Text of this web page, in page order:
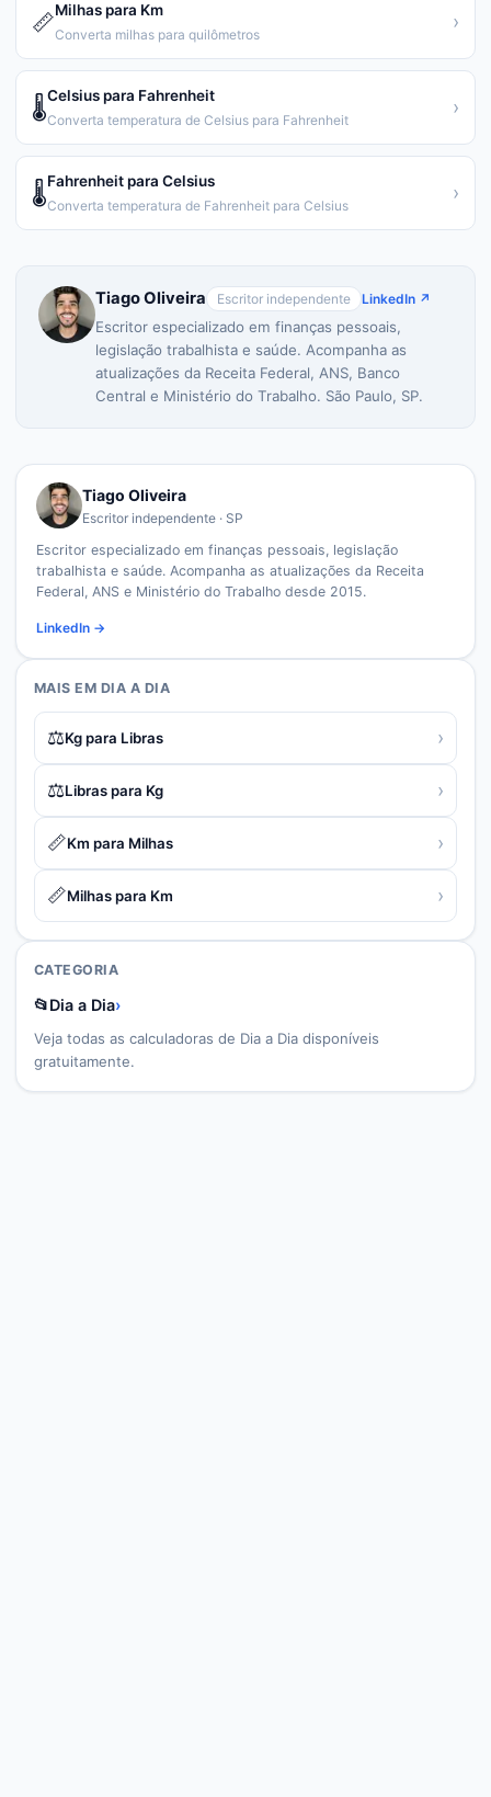
📏Milhas para Km
Converta milhas para quilômetros
›
🌡️Celsius para Fahrenheit
Converta temperatura de Celsius para Fahrenheit
›
🌡️Fahrenheit para Celsius
Converta temperatura de Fahrenheit para Celsius
›
Tiago Oliveira Escritor independente LinkedIn ↗
Escritor especializado em finanças pessoais,
legislação trabalhista e saúde. Acompanha as
atualizações da Receita Federal, ANS, Banco
Central e Ministério do Trabalho. São Paulo, SP.
Tiago Oliveira
Escritor independente · SP
Escritor especializado em finanças pessoais, legislação
trabalhista e saúde. Acompanha as atualizações da Receita
Federal, ANS e Ministério do Trabalho desde 2015.
LinkedIn →
MAIS EM DIA A DIA
⚖️Kg para Libras ›
⚖️Libras para Kg ›
📏Km para Milhas ›
📏Milhas para Km ›
CATEGORIA
📂Dia a Dia›
Veja todas as calculadoras de Dia a Dia disponíveis
gratuitamente.